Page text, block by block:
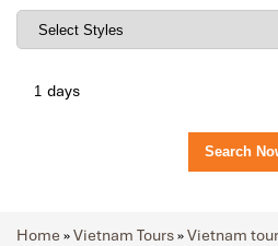
days
Home »Vietnam Tours»Vietnam